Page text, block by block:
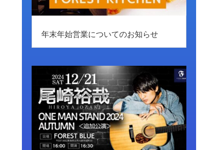
年末年始営業についてのお知らせ